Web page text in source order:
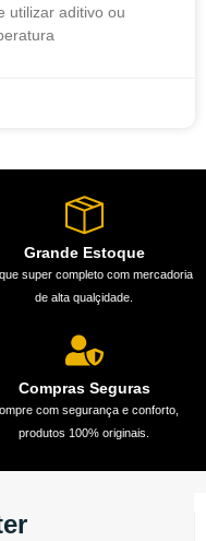
utilizar aditivo ou
Grande Estoque
super completo com mercadoria
de alta qualçidade.
Compras Seguras
com segurança e conforto,
produtos 100% originais.